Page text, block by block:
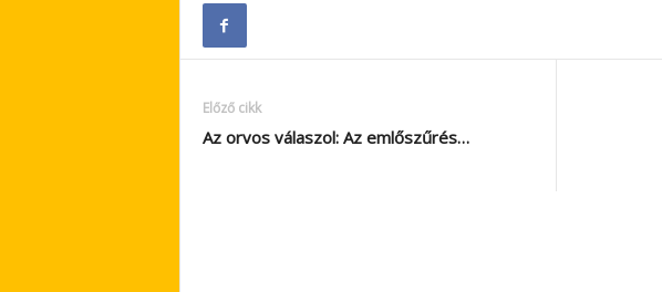
Előző cikk
Az orvos válaszol: Az emlőszűrés…